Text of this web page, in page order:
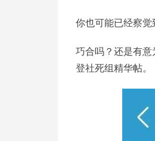
你也可能已经察觉
巧合吗？还是有
登社死组精华帖。